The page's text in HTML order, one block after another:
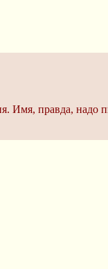
Имя, правда, надо